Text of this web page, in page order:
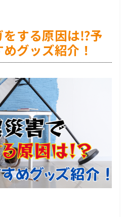
をする原因は⁉予
グッズ紹介！